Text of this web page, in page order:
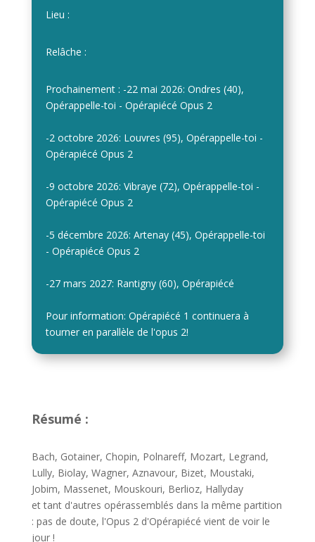
Lieu :
Relâche :
Prochainement : -22 mai 2026: Ondres (40),
Opérappelle-toi - Opérapiécé Opus 2
-2 octobre 2026: Louvres (95), Opérappelle-toi -
Opérapiécé Opus 2
-9 octobre 2026: Vibraye (72), Opérappelle-toi -
Opérapiécé Opus 2
-5 décembre 2026: Artenay (45), Opérappelle-toi
- Opérapiécé Opus 2
-27 mars 2027: Rantigny (60), Opérapiécé
Pour information: Opérapiécé 1 continuera à
tourner en parallèle de l'opus 2!
Résumé :
Bach, Gotainer, Chopin, Polnareff, Mozart, Legrand,
Lully, Biolay, Wagner, Aznavour, Bizet, Moustaki,
Jobim, Massenet, Mouskouri, Berlioz, Hallyday
et tant d'autres opérassemblés dans la même partition
: pas de doute, l'Opus 2 d'Opérapiécé vient de voir le
jour !